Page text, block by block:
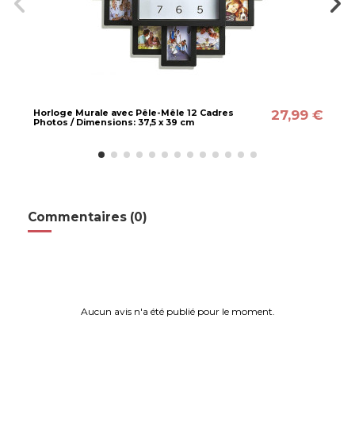
Horloge Murale avec Pêle-Mêle 12 Cadres
Photos / Dimensions: 37,5 x 39 cm
27,99 €
Commentaires (0)
Aucun avis n'a été publié pour le moment.